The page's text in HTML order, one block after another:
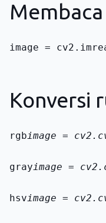
image =
Konversi
rgbimage =
grayimage =
hsvimage =